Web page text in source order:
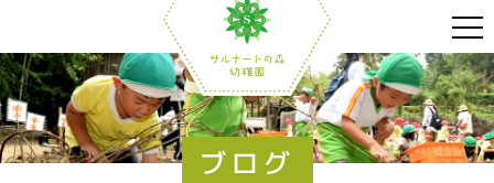
ブログ